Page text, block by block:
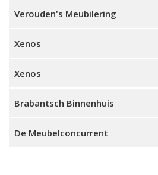
Verouden's Meubilering
Xenos
Xenos
Brabantsch Binnenhuis
De Meubelconcurrent